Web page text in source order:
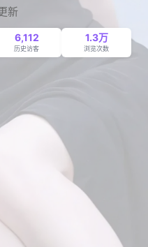
新
6,112
历史访客
1.3万
浏览次数